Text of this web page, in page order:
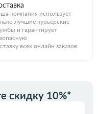
компания использует
лучшие курьерские
и гарантирует
всех онлайн заказов
скидку 10%*